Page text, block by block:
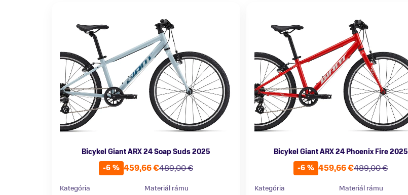
Bicykel Giant ARX 24 Soap Suds 2025
-6 %
489,00 €
459,66 €
Kategória
Materiál rámu
Bicykel Giant ARX 24 Phoenix Fire 2025
-6 %
489,00 €
459,66 €
Kategória
Materiál rámu